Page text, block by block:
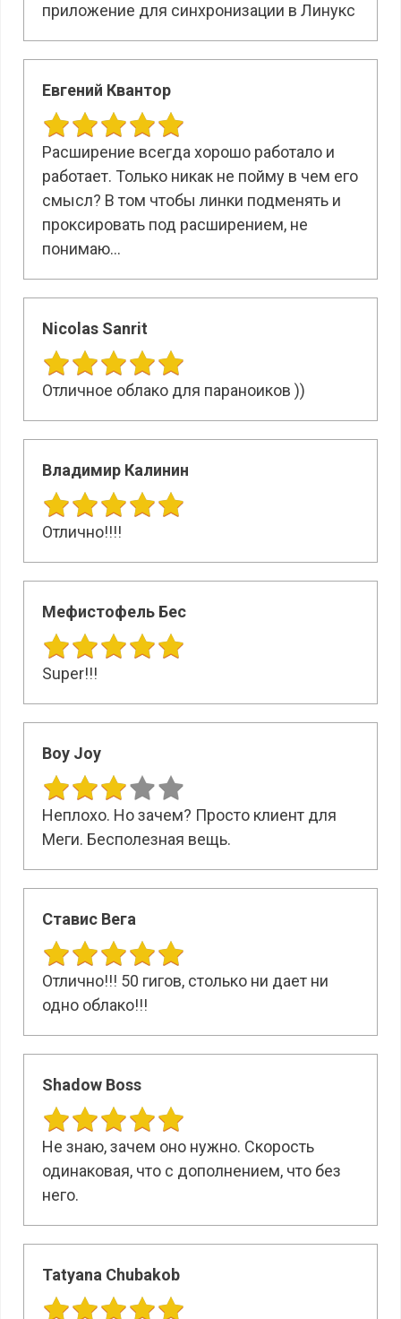
приложение для синхронизации в Линукс
Евгений Квантор
Расширение всегда хорошо работало и
работает. Только никак не пойму в чем его
смысл? В том чтобы линки подменять и
проксировать под расширением, не
понимаю...
Nicolas Sanrit
Отличное облако для параноиков ))
Владимир Калинин
Отлично!!!!
Мефистофель Бес
Super!!!
Boy Joy
Неплохо. Но зачем? Просто клиент для
Меги. Бесполезная вещь.
Ставис Вега
Отлично!!! 50 гигов, столько ни дает ни
одно облако!!!
Shadow Boss
Не знаю, зачем оно нужно. Скорость
одинаковая, что с дополнением, что без
него.
Tatyana Chubakob